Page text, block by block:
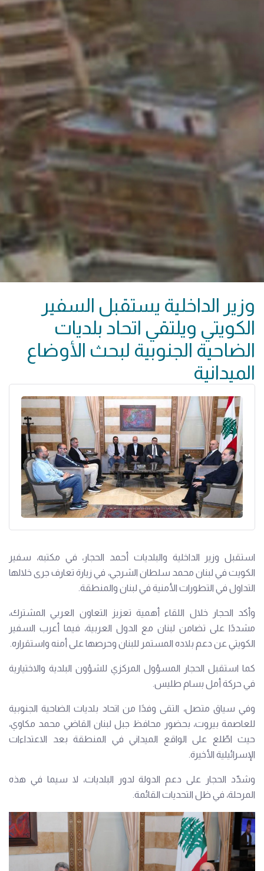
وزير الداخلية يستقبل السفير
الكويتي ويلتقي اتحاد بلديات
الضاحية الجنوبية لبحث الأوضاع
الميدانية
استقبل وزير الداخلية والبلديات أحمد الحجار، في مكتبه، سفير
الكويت في لبنان محمد سلطان الشرجي، في زيارة تعارف جرى خلالها
التداول في التطورات الأمنية في لبنان والمنطقة.
وأكد الحجار خلال اللقاء أهمية تعزيز التعاون العربي المشترك،
مشددًا على تضامن لبنان مع الدول العربية، فيما أعرب السفير
الكويتي عن دعم بلاده المستمر للبنان وحرصها على أمنه واستقراره.
كما استقبل الحجار المسؤول المركزي للشؤون البلدية والاختيارية
في حركة أمل بسام طليس.
وفي سياق متصل، التقى وفدًا من اتحاد بلديات الضاحية الجنوبية
للعاصمة بيروت، بحضور محافظ جبل لبنان القاضي محمد مكاوي،
حيث اطّلع على الواقع الميداني في المنطقة بعد الاعتداءات
الإسرائيلية الأخيرة.
وشدّد الحجار على دعم الدولة لدور البلديات، لا سيما في هذه
المرحلة، في ظل التحديات القائمة.